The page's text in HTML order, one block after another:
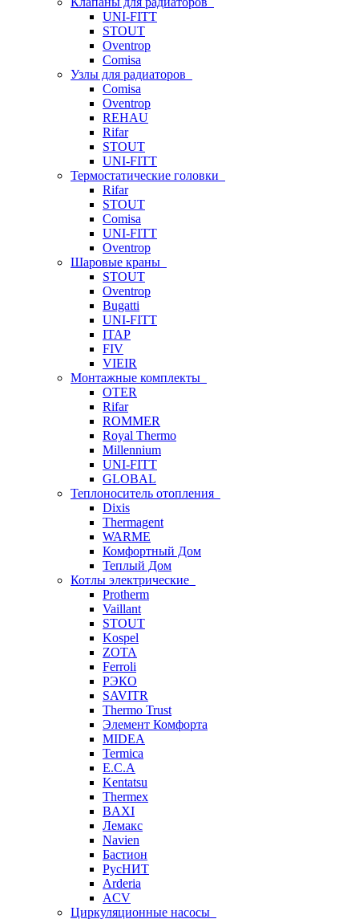
UNI-FITT
STOUT
Oventrop
Comisa
Узлы для радиаторов
Comisa
Oventrop
REHAU
Rifar
STOUT
UNI-FITT
Термостатические головки
Rifar
STOUT
Comisa
UNI-FITT
Oventrop
Шаровые краны
STOUT
Oventrop
Bugatti
UNI-FITT
ITAP
FIV
VIEIR
Монтажные комплекты
OTER
Rifar
ROMMER
Royal Thermo
Millennium
UNI-FITT
GLOBAL
Теплоноситель отопления
Dixis
Thermagent
WARME
Комфортный Дом
Теплый Дом
Котлы электрические
Protherm
Vaillant
STOUT
Kospel
ZOTA
Ferroli
РЭКО
SAVITR
Thermo Trust
Элемент Комфорта
MIDEA
Termica
E.C.A
Kentatsu
Thermex
BAXI
Лемакс
Navien
Бастион
РусНИТ
Arderia
ACV
Циркуляционные насосы